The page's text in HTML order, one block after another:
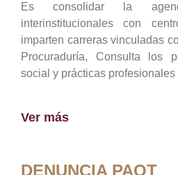
Es consolidar la
interinstitucionales con
imparten carreras vinculadas
Procuraduría, Consulta los
social y prácticas profesionales
Ver más
DENUNCIA PAOT